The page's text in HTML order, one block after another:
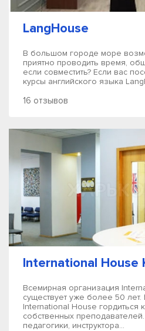
LangHouse
В большом городе море
приятно проводить время,
если совместить? Если вас
курсы английского языка
16 отзывов
International House
Всемирная организация
существует уже более 50
International House гордиться
собственных
педагогики, инструктора...